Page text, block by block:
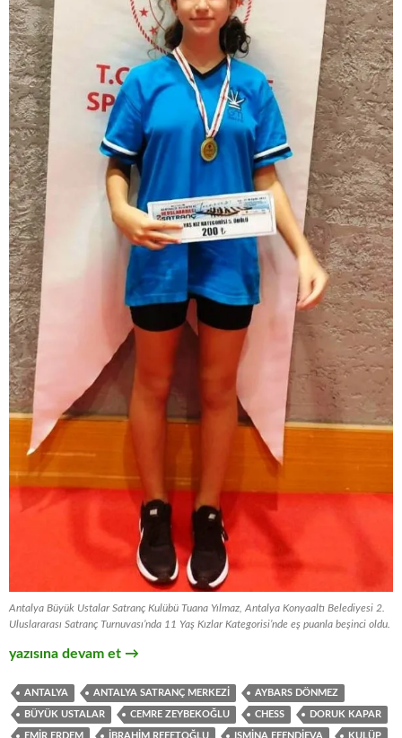
Antalya Büyük Ustalar Satranç Kulübü Tuana Yılmaz, Antalya Konyaaltı Belediyesi 2.
Uluslararası Satranç Turnuvası’nda 11 Yaş Kızlar Kategorisi’nde eş puanla beşinci oldu.
Konyaaltı Belediyesi 2. Uluslararası Satranç Turnuvası
yazısına devam et →
ANTALYA ANTALYA SATRANÇ MERKEZI AYBARS DÖNMEZ
BÜYÜK USTALAR CEMRE ZEYBEKOĞLU CHESS DORUK KAPAR
EMIR ERDEM İBRAHIM REFETOĞLU ISMINA EFENDIEVA KULÜP